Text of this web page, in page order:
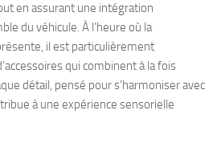
en assurant une intégration
du véhicule. À l’heure où la
il est particulièrement
qui combinent à la fois
détail, pensé pour s’harmoniser avec
à une expérience sensorielle